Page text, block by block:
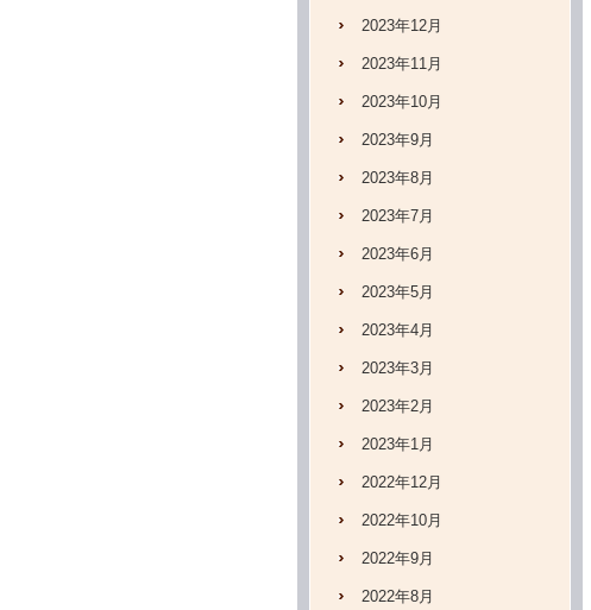
2023年12月
2023年11月
2023年10月
2023年9月
2023年8月
2023年7月
2023年6月
2023年5月
2023年4月
2023年3月
2023年2月
2023年1月
2022年12月
2022年10月
2022年9月
2022年8月